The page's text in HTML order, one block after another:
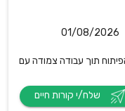
01/08/2026
תוך עבודה צמודה עם